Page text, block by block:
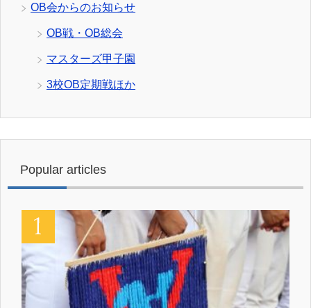
OB会からのお知らせ
OB戦・OB総会
マスターズ甲子園
3校OB定期戦ほか
Popular articles